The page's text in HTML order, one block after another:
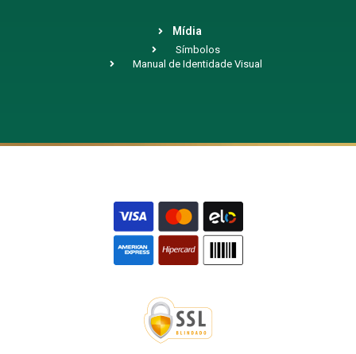
Mídia
Símbolos
Manual de Identidade Visual